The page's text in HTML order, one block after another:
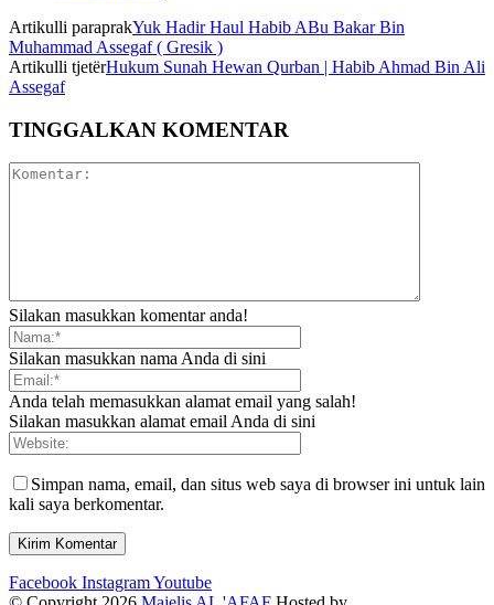
Artikulli paraprakYuk Hadir Haul Habib ABu Bakar Bin
Muhammad Assegaf ( Gresik )
Artikulli tjetërHukum Sunah Hewan Qurban | Habib Ahmad Bin Ali
Assegaf
TINGGALKAN KOMENTAR
Silakan masukkan komentar anda!
Silakan masukkan nama Anda di sini
Anda telah memasukkan alamat email yang salah!
Silakan masukkan alamat email Anda di sini
Simpan nama, email, dan situs web saya di browser ini untuk lain
kali saya berkomentar.
Facebook InstagramYoutube